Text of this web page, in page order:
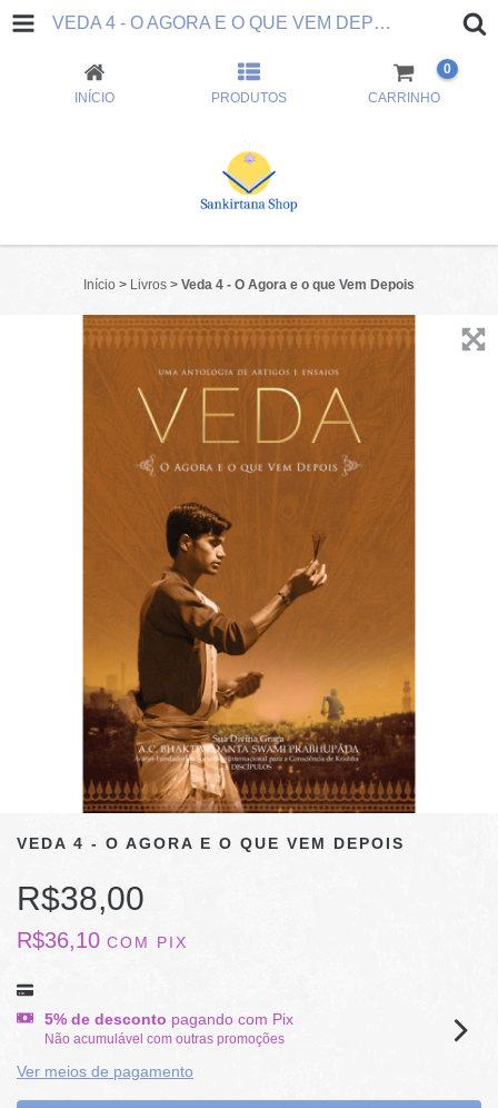
VEDA 4 - O AGORA E O QUE VEM DEPOIS
INÍCIO PRODUTOS CARRINHO
0
Início > Livros > Veda 4 - O Agora e o que Vem Depois
VEDA 4 - O AGORA E O QUE VEM DEPOIS
R$38,00
R$36,10 COM PIX
5% de desconto pagando com Pix
Não acumulável com outras promoções
Ver meios de pagamento